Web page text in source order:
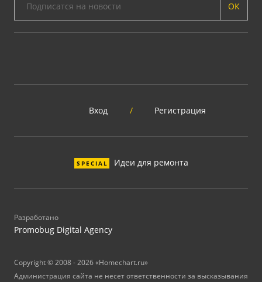
ОК
Вход / Регистрация
SPECIAL Идеи для ремонта
Разработано
Promobug Digital Agency
Copyright © 2008 - 2026 «Homechart.ru»
Администрация сайта не несет ответственности за высказывания